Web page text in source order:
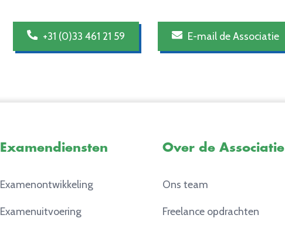
+31 (0)33 461 21 59 E-mail de Associatie
Examendiensten
Examenontwikkeling
Examenuitvoering
Over de Associatie
Ons team
Freelance opdrachten